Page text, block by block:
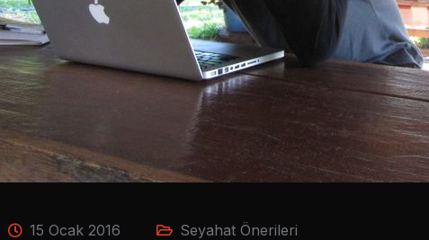
15 Ocak 2016 Seyahat Önerileri